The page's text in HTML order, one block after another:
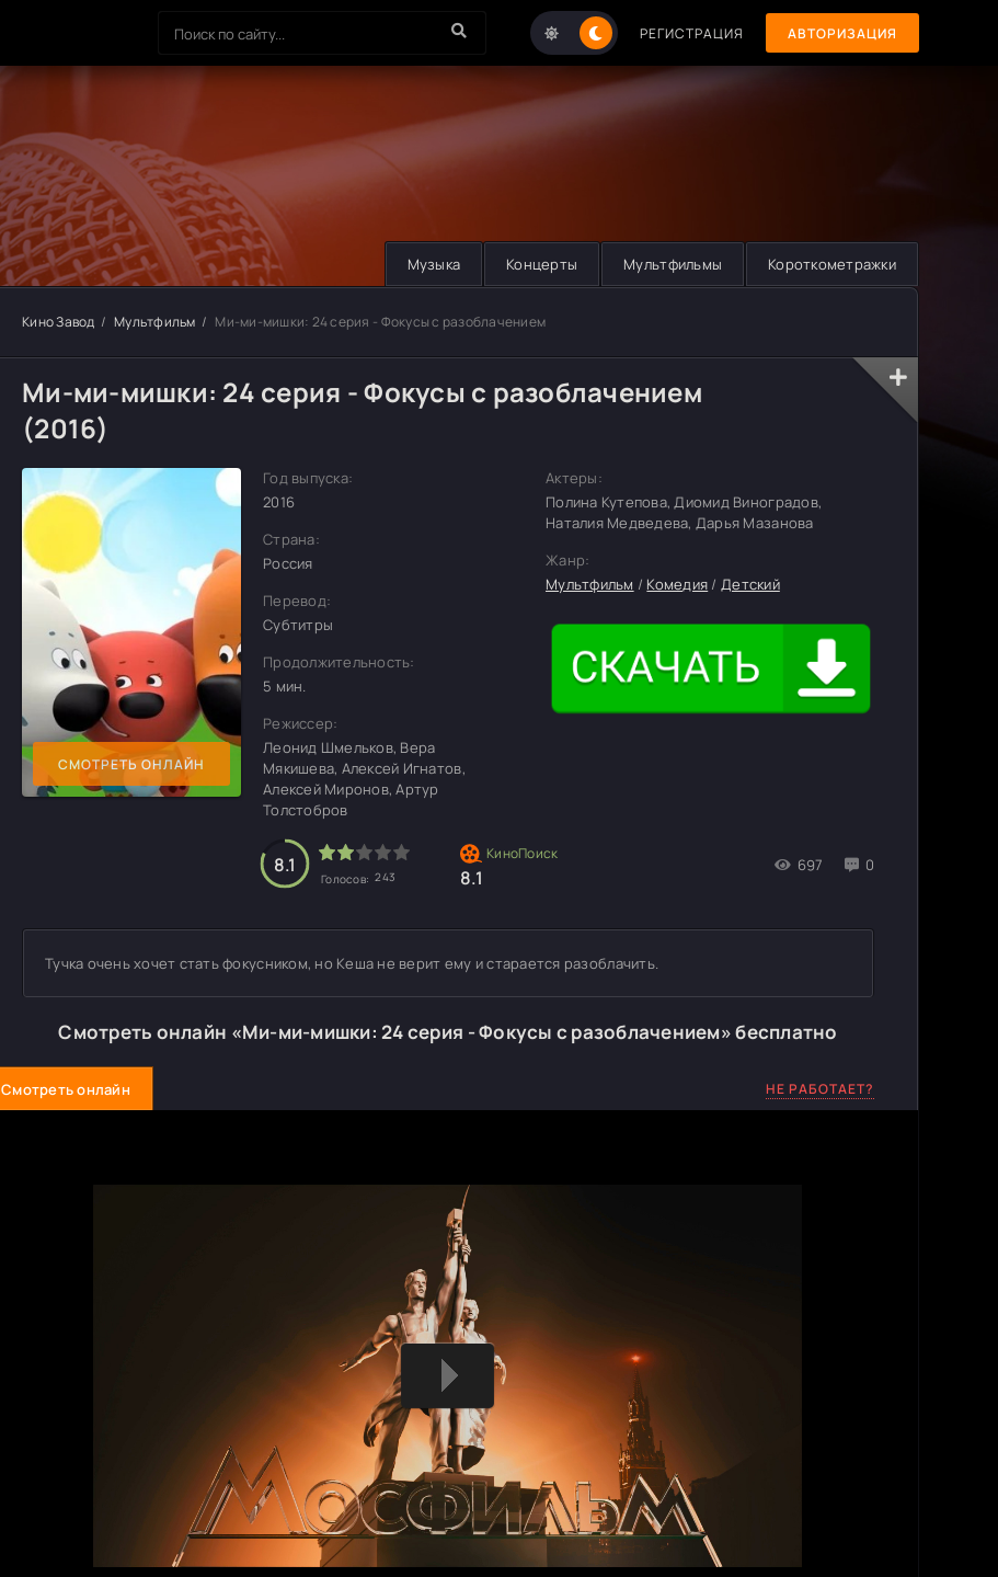
РЕГИСТРАЦИЯ АВТОРИЗАЦИЯ
Музыка Концерты Мультфильмы Короткометражки
Кино Завод Мультфильм Ми-ми-мишки: 24 серия - Фокусы с разоблачением
Ми-ми-мишки: 24 серия - Фокусы с разоблачением
(2016)
СМОТРЕТЬ ОНЛАЙН
Год выпуска:
2016
Страна:
Россия
Перевод:
Субтитры
Продолжительность:
5 мин.
Режиссер:
Леонид Шмельков, Вера
Мякишева, Алексей Игнатов,
Алексей Миронов, Артур
Толстобров
8.1
Голосов: 243 8.1
697 0
Актеры:
Полина Кутепова, Диомид Виноградов,
Наталия Медведева, Дарья Мазанова
Жанр:
Мультфильм / Комедия / Детский
Тучка очень хочет стать фокусником, но Кеша не верит ему и старается разоблачить.
Смотреть онлайн «Ми-ми-мишки: 24 серия - Фокусы с разоблачением» бесплатно
Смотреть онлайн НЕ РАБОТАЕТ?